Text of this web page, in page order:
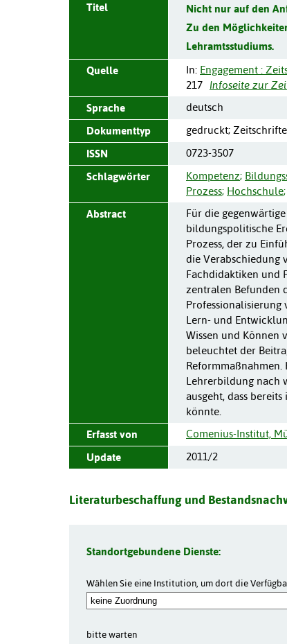
Titel
Nicht nur auf den
Zu den
Lehramtsstudiums.
Quelle In: Engagement :
217
Infoseite zur
Sprache
deutsch
Dokumenttyp
gedruckt;
ISSN
0723-3507
Schlagwörter
Kompetenz;
Prozess; Hochschule;
Abstract
Für die
bildungspolitische
Prozess, der zu
die Verabschiedung
Fachdidaktiken und
zentralen Befunden
Lern- und
Wissen und Können
beleuchtet der
Lehrerbildung nach
ausgeht, dass
könnte.
Erfasst von
Comenius-Institut,
Update
2011/2
Literaturbeschaffung und
Standortgebundene Dienste:
Wählen Sie eine Institution, um dort die
bitte warten